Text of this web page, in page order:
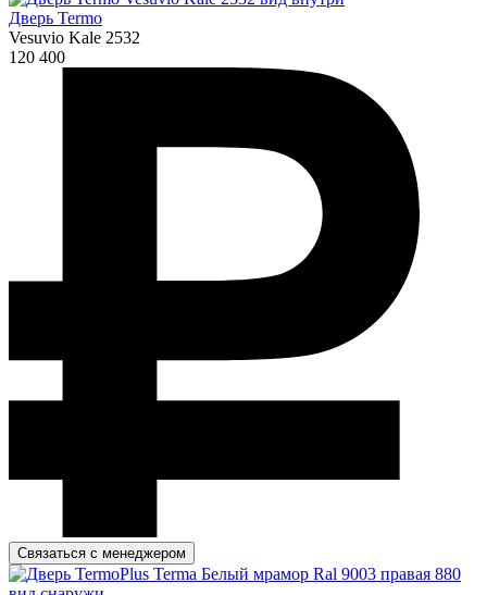
Дверь Termo
Vesuvio Kale 2532
120 400
Связаться с менеджером